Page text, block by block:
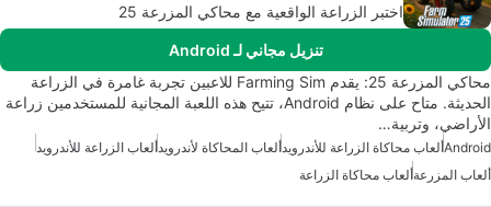
اختبر الزراعة الواقعية مع محاكي المزرعة 25
تنزيل مجاني لـ Android
محاكي المزرعة 25: يقدم Farming Sim للاعبين تجربة غامرة في الزراعة
الحديثة. متاح على نظام Android، تتيح هذه اللعبة المجانية للمستخدمين زراعة
الأراضي، وتربية…
Androidألعاب محاكاة الزراعة للأندرويدألعاب المحاكاة لأندرويدألعاب الزراعة للأندرويد
ألعاب المزرعةألعاب محاكاة الزراعة